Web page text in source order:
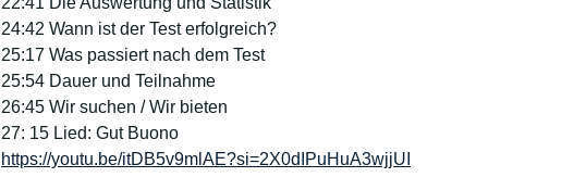
24:42 Wann ist der Test erfolgreich?
25:17 Was passiert nach dem Test
25:54 Dauer und Teilnahme
26:45 Wir suchen / Wir bieten
27: 15 Lied: Gut Buono
https://youtu.be/itDB5v9mlAE?si=2X0dIPuHuA3wjjUI